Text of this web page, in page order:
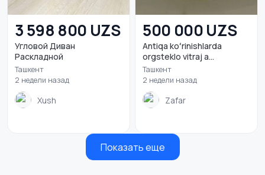
3 598 800 UZS
Угловой Диван
Раскладной
Ташкент
2 недели назад
Xush
500 000 UZS
Antiqa koʻrinishlarda
orgsteklo vitraj a...
Ташкент
2 недели назад
Zafar
Показать еще